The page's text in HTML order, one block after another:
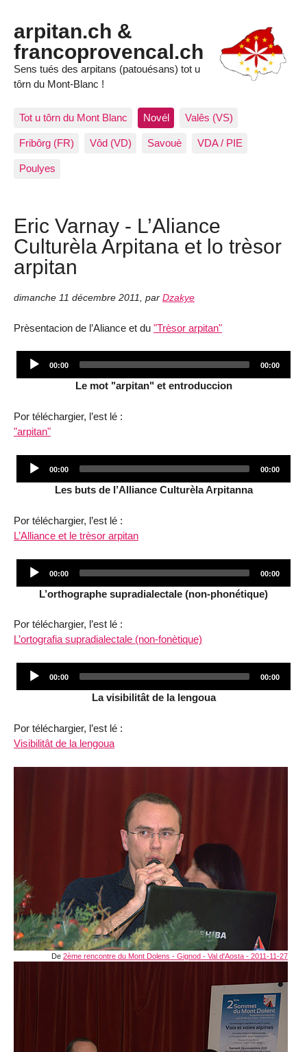
arpitan.ch &
francoprovencal.ch
Sens tués des arpitans (patouésans) tot u
tôrn du Mont-Blanc !
Tot u tôrn du Mont Blanc Novél Valês (VS)
Fribôrg (FR) Vôd (VD) Savouè VDA / PIE
Poulyes
Eric Varnay - L’Aliance
Culturèla Arpitana et lo trèsor
arpitan
dimanche 11 décembre 2011 par Dzakye
Prèsentacion de l’Aliance et du "Trèsor arpitan"
Current
00:00
Total
00:00
Le mot "arpitan" et entroduccion
Por téléchargier, l’est lé :
"arpitan"
Current
00:00
Total
00:00
Les buts de l’Alliance Culturèla Arpitanna
Por téléchargier, l’est lé :
L’Alliance et le trèsor arpitan
Current
00:00
Total
00:00
L’orthographe supradialectale (non-phonétique)
Por téléchargier, l’est lé :
L’ortografia supradialectale (non-fonètique)
Current
00:00
Total
00:00
La visibilitât de la lengoua
Por téléchargier, l’est lé :
Visibilitât de la lengoua
De 2ème rencontre du Mont Dolens - Gignod - Val d'Aosta - 2011-11-27